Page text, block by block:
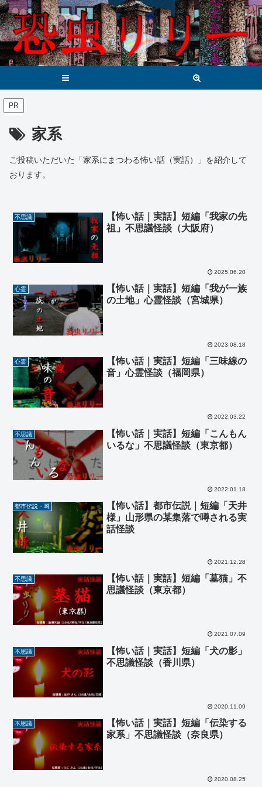
PR
家系
ご投稿いただいた「家系にまつわる怖い話（実話）」を紹介して
おります。
不思議
【怖い話｜実話】短編「我家の先
祖」不思議怪談（大阪府）
2025.06.20
心霊
【怖い話｜実話】短編「我が一族
の土地」心霊怪談（宮城県）
2023.08.18
心霊
【怖い話｜実話】短編「三味線の
音」心霊怪談（福岡県）
2022.03.22
不思議
【怖い話｜実話】短編「こんもん
いるな」不思議怪談（東京都）
2022.01.18
都市伝説・噂
【怖い話】都市伝説｜短編「天井
様」山形県の某集落で噂される実
話怪談
2021.12.28
不思議
【怖い話｜実話】短編「墓猫」不
思議怪談（東京都）
2021.07.09
不思議
【怖い話｜実話】短編「犬の影」
不思議怪談（香川県）
2020.11.09
不思議
【怖い話｜実話】短編「伝染する
家系」不思議怪談（奈良県）
2020.08.25